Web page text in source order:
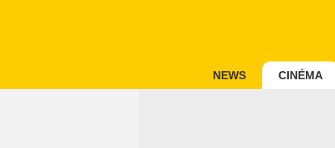
NEWS CINÉMA